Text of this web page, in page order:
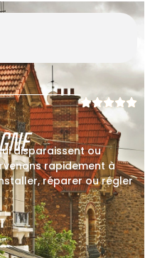
disparaissent ou
rapidement à
réparer ou régler